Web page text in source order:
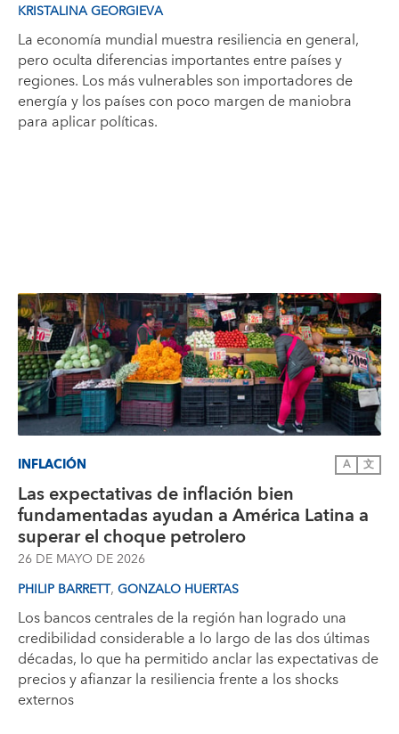
KRISTALINA GEORGIEVA
La economía mundial muestra resiliencia en general,
pero oculta diferencias importantes entre países y
regiones. Los más vulnerables son importadores de
energía y los países con poco margen de maniobra
para aplicar políticas.
INFLACIÓN A 文
Las expectativas de inflación bien
fundamentadas ayudan a América Latina a
superar el choque petrolero
26 DE MAYO DE 2026
PHILIP BARRETT, GONZALO HUERTAS
Los bancos centrales de la región han logrado una
credibilidad considerable a lo largo de las dos últimas
décadas, lo que ha permitido anclar las expectativas de
precios y afianzar la resiliencia frente a los shocks
externos